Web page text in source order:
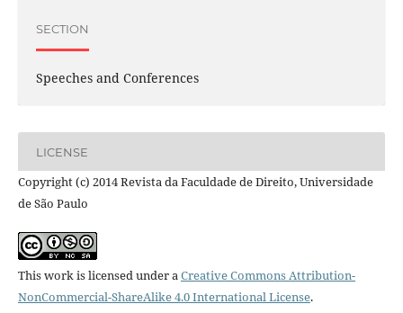
SECTION
Speeches and Conferences
LICENSE
Copyright (c) 2014 Revista da Faculdade de Direito, Universidade
de São Paulo
This work is licensed under aCreative Commons Attribution-
NonCommercial-ShareAlike 4.0 International License.